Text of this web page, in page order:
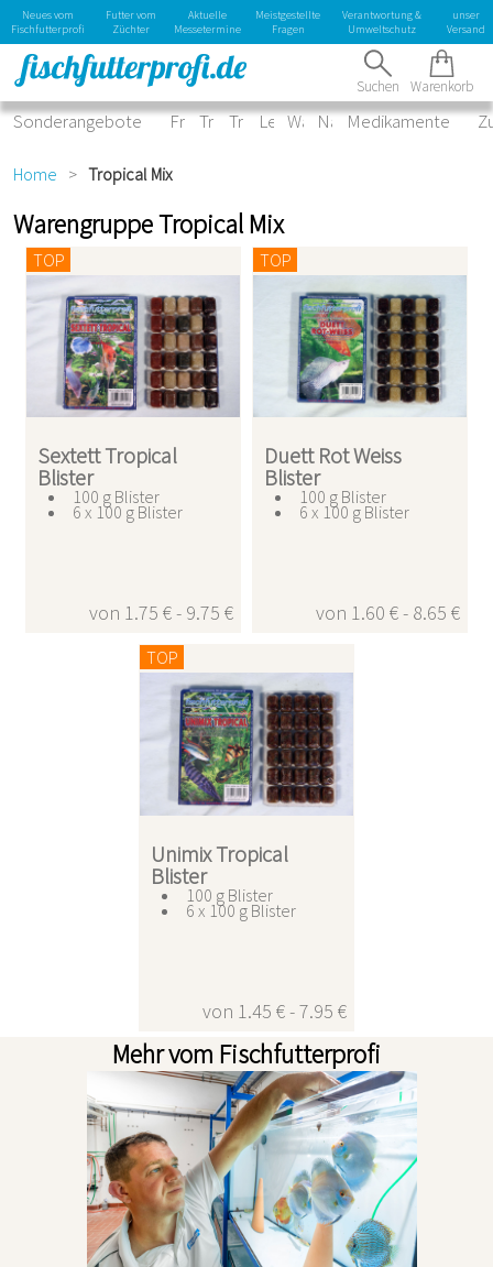
Neues vom
Fischfutterprofi
Futter vom
Züchter
Aktuelle
Messetermine
Meistgestellte
Fragen
Verantwortung &
Umweltschutz
unser
Versand
Warenkorb
Suchen
Sonderangebote Frostfutter
Trockenfutter
Tropical Sortiment
Lebendfutter
Wasserpflege
Naturprodukte
Medikamente
Home > Tropical Mix
Warengruppe Tropical Mix
von 1.75 € - 9.75 €
TOP
Sextett Tropical
Blister
100 g Blister
6 x 100 g Blister
von 1.60 € - 8.65 €
TOP
Duett Rot Weiss
Blister
100 g Blister
6 x 100 g Blister
von 1.45 € - 7.95 €
TOP
Unimix Tropical
Blister
100 g Blister
6 x 100 g Blister
Mehr vom Fischfutterprofi
laden